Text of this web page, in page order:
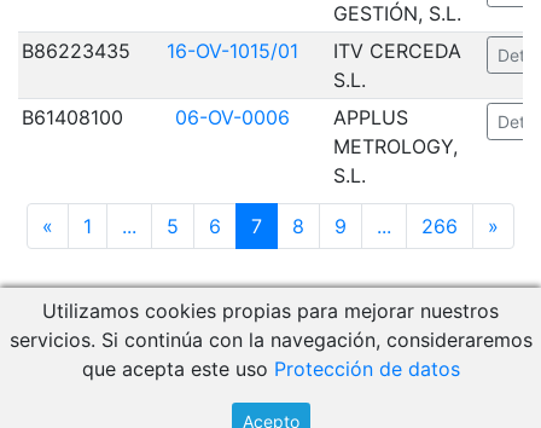
GESTIÓN, S.L.
B86223435 16-OV-1015/01
ITV CERCEDA
S.L.
B61408100 06-OV-0006
APPLUS
METROLOGY,
S.L.
« 1 ... 5 6 7 8 9 ... 266 »
Descargar Manual de Usuario
Acceso a RCM Gestión
Utilizamos cookies propias para mejorar nuestros
servicios. Si continúa con la navegación, consideraremos
que acepta este uso Protección de datos
Acepto